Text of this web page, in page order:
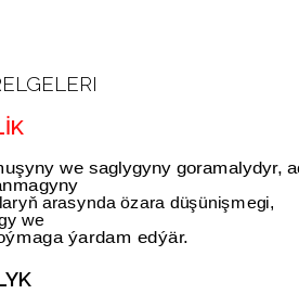
we saglygyny goramalydyr,
arasynda özara düşünişmegi,
we
ýardam edýär.